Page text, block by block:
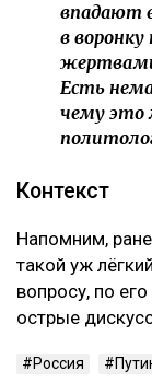
впадают
в
Есть
чему это
Контекст
Напомним,
такой уж
вопросу, по
острые
Россия